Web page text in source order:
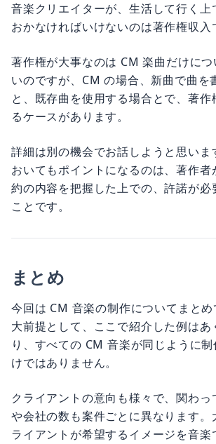
音楽クリエイターが、生活して行く上
おかなければいけないのは著作権収入
著作権が大事なのは CM 楽曲だけに
いのですが、CM の場合、新曲で曲を
と、既存曲を使用する場合とで、著作
るケースがあります。
詳細は別の機会でお話しようと思いま
おいてもポイントになるのは、著作者
約の内容を把握した上での、許諾が必
ことです。
まとめ
今回は CM 音楽の制作についてまとめ
大前提として、ここで紹介した例はあ
り、すべての CM 音楽が同じように
けではありません。
クライアントの意向も様々で、関わっ
や会社の数も案件ごとに異なります。
ライアントが希望するイメージを音楽